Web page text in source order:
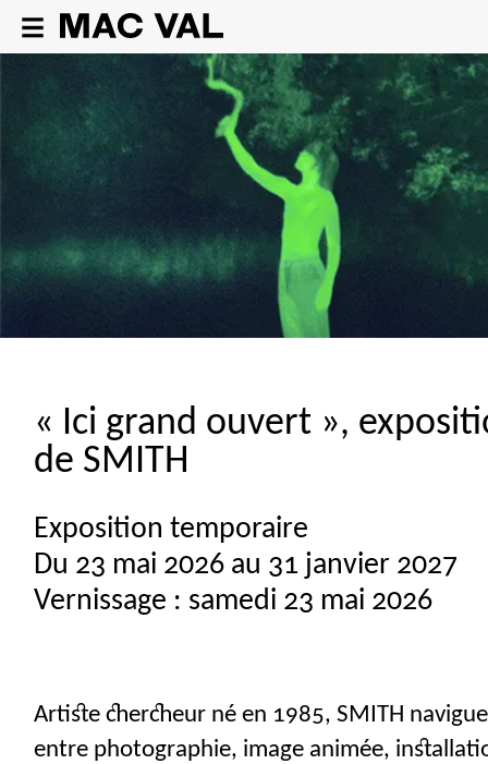
« Ici grand ouvert »,
de SMITH
Exposition temporaire
Du 23 mai 2026 au 31 janvier 2027
Vernissage : samedi 23 mai 2026
Artiste chercheur né en 1985,SMITH navigue
entre photographie, image animée,